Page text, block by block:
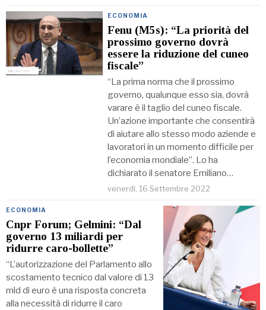
ECONOMIA
Fenu (M5s): “La priorità del
prossimo governo dovrà
essere la riduzione del cuneo
fiscale”
“La prima norma che il prossimo
governo, qualunque esso sia, dovrà
varare è il taglio del cuneo fiscale.
Un’azione importante che consentirà
di aiutare allo stesso modo aziende e
lavoratori in un momento difficile per
l’economia mondiale”. Lo ha
dichiarato il senatore Emiliano…
venerdì, 16 Settembre 2022
ECONOMIA
Cnpr Forum; Gelmini: “Dal
governo 13 miliardi per
ridurre caro-bollette”
“L’autorizzazione del Parlamento allo
scostamento tecnico dal valore di 13
mld di euro è una risposta concreta
alla necessità di ridurre il caro